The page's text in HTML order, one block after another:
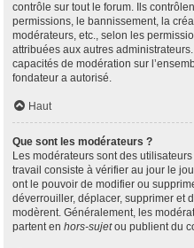
contrôle sur tout le forum. Ils
permissions, le bannissement, la
modérateurs, etc., selon les
attribuées aux autres
capacités de modération sur
fondateur a autorisé.
Haut
Que sont les modérateurs ?
Les modérateurs sont des
travail consiste à vérifier au jour le
ont le pouvoir de modifier ou
déverrouiller, déplacer, supprimer et
modèrent. Généralement, les
partent en hors-sujetou publient du